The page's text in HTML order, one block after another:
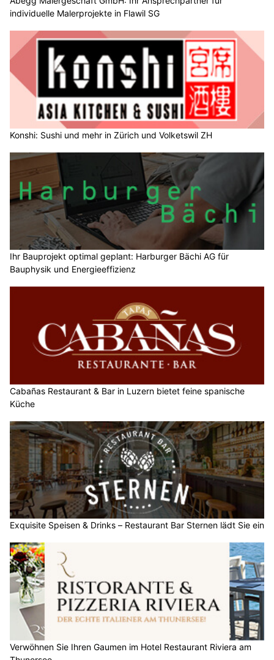
individuelle Malerprojekte in Flawil SG
Konshi: Sushi und mehr in Zürich und Volketswil ZH
Ihr Bauprojekt optimal geplant: Harburger Bächi AG für
Bauphysik und Energieeffizienz
Cabañas Restaurant & Bar in Luzern bietet feine spanische
Küche
Exquisite Speisen & Drinks – Restaurant Bar Sternen lädt Sie ein
Verwöhnen Sie Ihren Gaumen im Hotel Restaurant Riviera am